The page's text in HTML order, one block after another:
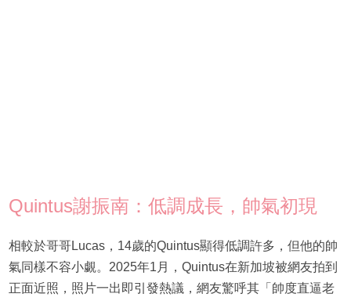
Quintus謝振南：低調成長，帥氣初現
相較於哥哥Lucas，14歲的Quintus顯得低調許多，但他的帥
氣同樣不容小覷。2025年1月，Quintus在新加坡被網友拍到
正面近照，照片一出即引發熱議，網友驚呼其「帥度直逼老